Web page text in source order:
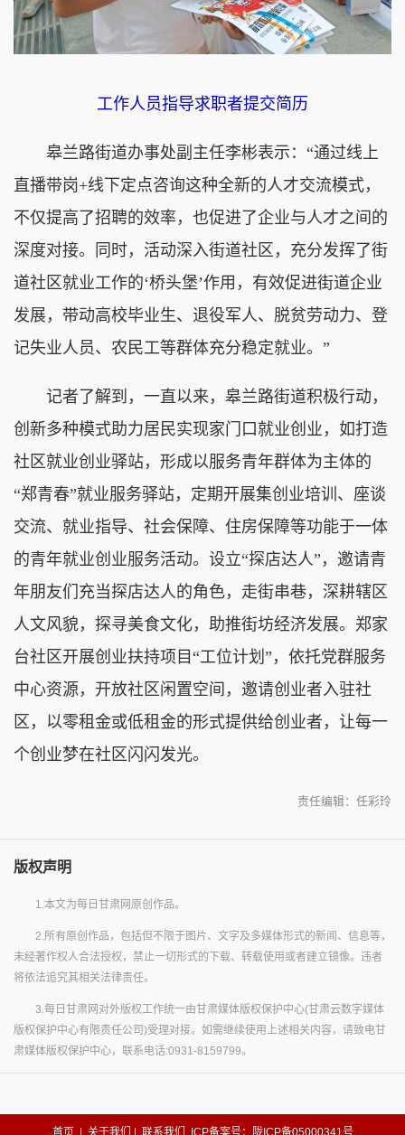
工作人员指导求职者提交简历
皋兰路街道办事处副主任李彬表示：“通过线上
直播带岗+线下定点咨询这种全新的人才交流模式，
不仅提高了招聘的效率，也促进了企业与人才之间的
深度对接。同时，活动深入街道社区，充分发挥了街
道社区就业工作的‘桥头堡’作用，有效促进街道企业
发展，带动高校毕业生、退役军人、脱贫劳动力、登
记失业人员、农民工等群体充分稳定就业。”
记者了解到，一直以来，皋兰路街道积极行动，
创新多种模式助力居民实现家门口就业创业，如打造
社区就业创业驿站，形成以服务青年群体为主体的
“郑青春”就业服务驿站，定期开展集创业培训、座谈
交流、就业指导、社会保障、住房保障等功能于一体
的青年就业创业服务活动。设立“探店达人”，邀请青
年朋友们充当探店达人的角色，走街串巷，深耕辖区
人文风貌，探寻美食文化，助推街坊经济发展。郑家
台社区开展创业扶持项目“工位计划”，依托党群服务
中心资源，开放社区闲置空间，邀请创业者入驻社
区，以零租金或低租金的形式提供给创业者，让每一
个创业梦在社区闪闪发光。
责任编辑：任彩玲
版权声明
1.本文为每日甘肃网原创作品。
2.所有原创作品，包括但不限于图片、文字及多媒体形式的新闻、信息等，
未经著作权人合法授权，禁止一切形式的下载、转载使用或者建立镜像。违者
将依法追究其相关法律责任。
3.每日甘肃网对外版权工作统一由甘肃媒体版权保护中心(甘肃云数字媒体
版权保护中心有限责任公司)受理对接。如需继续使用上述相关内容，请致电甘
肃媒体版权保护中心，联系电话:0931-8159799。
首页| 关于我们 | 联系我们 ICP备案号：陇ICP备05000341号